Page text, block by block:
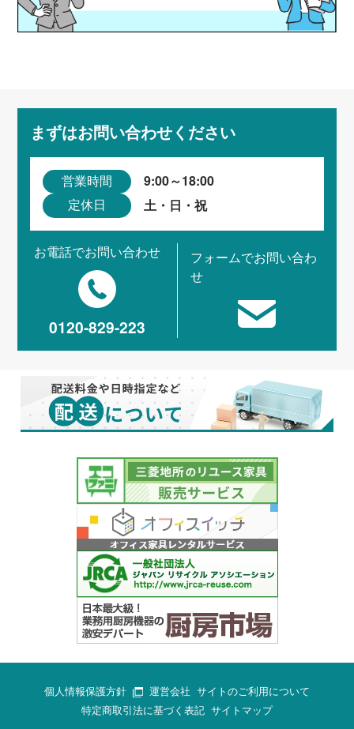
まずはお問い合わせください
営業時間 9:00～18:00
定休日 土・日・祝
お電話でお問い合わせ
0120-829-223
フォームでお問い合わ
せ
個人情報保護方針 運営会社 サイトのご利用について
特定商取引法に基づく表記 サイトマップ